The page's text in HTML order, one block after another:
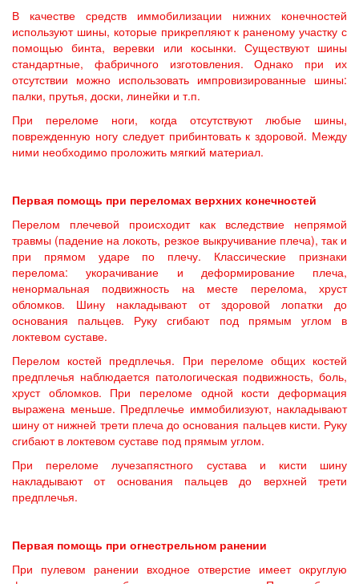
В качестве средств иммобилизации нижних конечностей
используют шины, которые прикрепляют к раненому участку с
помощью бинта, веревки или косынки. Существуют шины
стандартные, фабричного изготовления. Однако при их
отсутствии можно использовать импровизированные шины:
палки, прутья, доски, линейки и т.п.
При переломе ноги, когда отсутствуют любые шины,
поврежденную ногу следует прибинтовать к здоровой. Между
ними необходимо проложить мягкий материал.
Первая помощь при переломах верхних конечностей
Перелом плечевой происходит как вследствие непрямой
травмы (падение на локоть, резкое выкручивание плеча), так и
при прямом ударе по плечу. Классические признаки
перелома: укорачивание и деформирование плеча,
ненормальная подвижность на месте перелома, хруст
обломков. Шину накладывают от здоровой лопатки до
основания пальцев. Руку сгибают под прямым углом в
локтевом суставе.
Перелом костей предплечья. При переломе общих костей
предплечья наблюдается патологическая подвижность, боль,
хруст обломков. При переломе одной кости деформация
выражена меньше. Предплечье иммобилизуют, накладывают
шину от нижней трети плеча до основания пальцев кисти. Руку
сгибают в локтевом суставе под прямым углом.
При переломе лучезапястного сустава и кисти шину
накладывают от основания пальцев до верхней трети
предплечья.
Первая помощь при огнестрельном ранении
При пулевом ранении входное отверстие имеет округлую